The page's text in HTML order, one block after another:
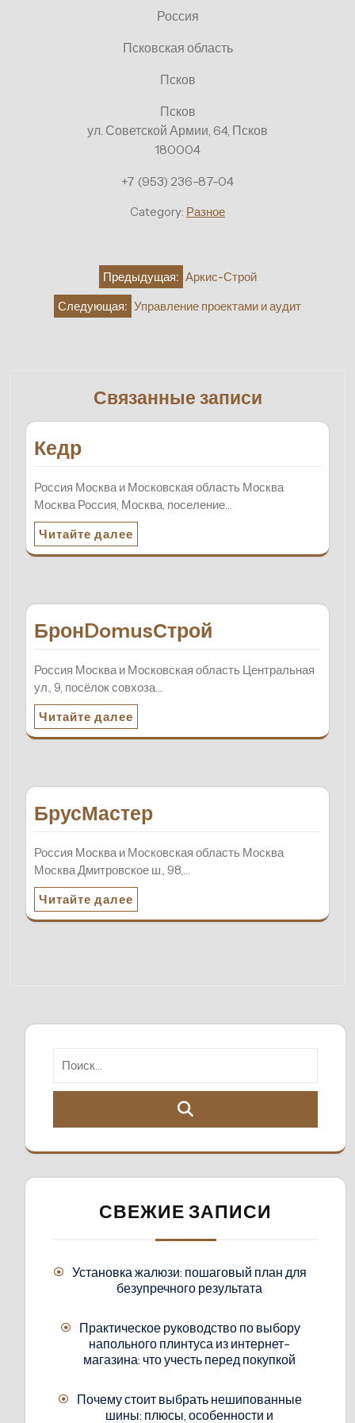
Россия
Псковская область
Псков
Псков
ул. Советской Армии, 64, Псков
180004
+7 (953) 236-87-04
Category: Разное
Навигация
записям
Предыдущая: Аркис-Строй
Следующая: Управление проектами и аудит
Связанные записи
Кедр
Россия Москва и Московская область Москва
Москва Россия, Москва, поселение…
Читайте далее
БронDomusСтрой
Россия Москва и Московская область Центральная
ул., 9, посёлок совхоза…
Читайте далее
БрусМастер
Россия Москва и Московская область Москва
Москва Дмитровское ш., 98,…
Читайте далее
СВЕЖИЕ ЗАПИСИ
Установка жалюзи: пошаговый план для
безупречного результата
Практическое руководство по выбору
напольного плинтуса из интернет-
магазина: что учесть перед покупкой
Почему стоит выбрать нешипованные
шины: плюсы, особенности и